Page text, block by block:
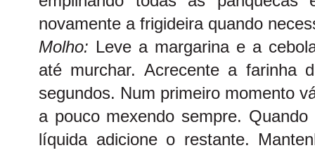
novamente a frigideira quando
Molho: Leve a margarina e a
até murchar. Acrecente a farinha
segundos. Num primeiro momento
a pouco mexendo sempre.
líquida adicione o restante.